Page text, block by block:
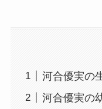
河合優実の
河合優実の